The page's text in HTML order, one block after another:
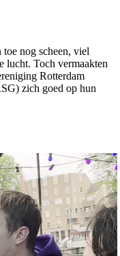
toe nog scheen, viel
lucht. Toch vermaakten
Rotterdam
zich goed op hun